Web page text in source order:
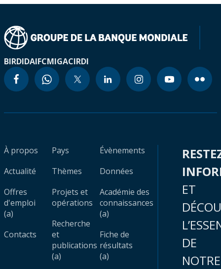
BIRDIDAIFCMIGACIRDI
À propos
Actualité
Offres
d'emploi
(a)
Contacts
Pays
Thèmes
Projets et
opérations
Recherche
et
publications
(a)
Évènements
Données
Académie des
connaissances
(a)
Fiche de
résultats
(a)
ET
DE
NOTRE